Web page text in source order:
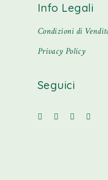
Info Legali
Condizioni di
Privacy Policy
Seguici